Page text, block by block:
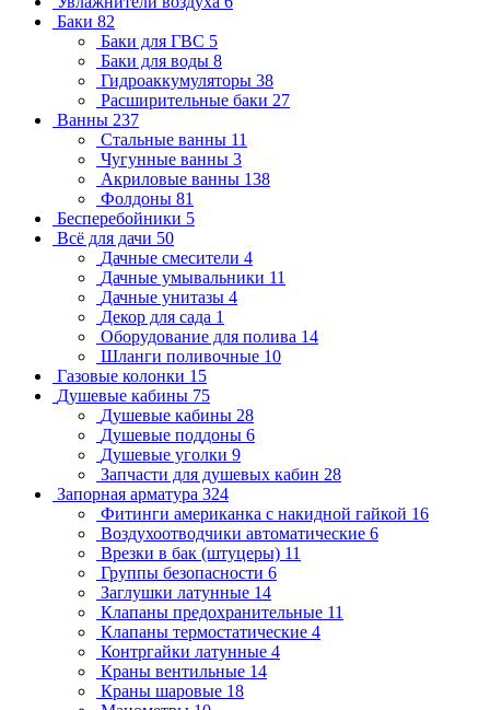
Баки 82
Баки для ГВС 5
Баки для воды 8
Гидроаккумуляторы 38
Расширительные баки 27
Ванны 237
Стальные ванны 11
Чугунные ванны 3
Акриловые ванны 138
Фолдоны 81
Бесперебойники 5
Всё для дачи 50
Дачные смесители 4
Дачные умывальники 11
Дачные унитазы 4
Декор для сада 1
Оборудование для полива 14
Шланги поливочные 10
Газовые колонки 15
Душевые кабины 75
Душевые кабины 28
Душевые поддоны 6
Душевые уголки 9
Запчасти для душевых кабин 28
Запорная арматура 324
Фитинги американка с накидной гайкой 16
Воздухоотводчики автоматические 6
Врезки в бак (штуцеры) 11
Группы безопасности 6
Заглушки латунные 14
Клапаны предохранительные 11
Клапаны термостатические 4
Контргайки латунные 4
Краны вентильные 14
Краны шаровые 18